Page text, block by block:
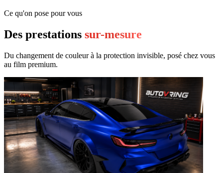
Ce qu'on pose pour vous
Des prestations sur-mesure
Du changement de couleur à la protection invisible, posé chez vous
au film premium.